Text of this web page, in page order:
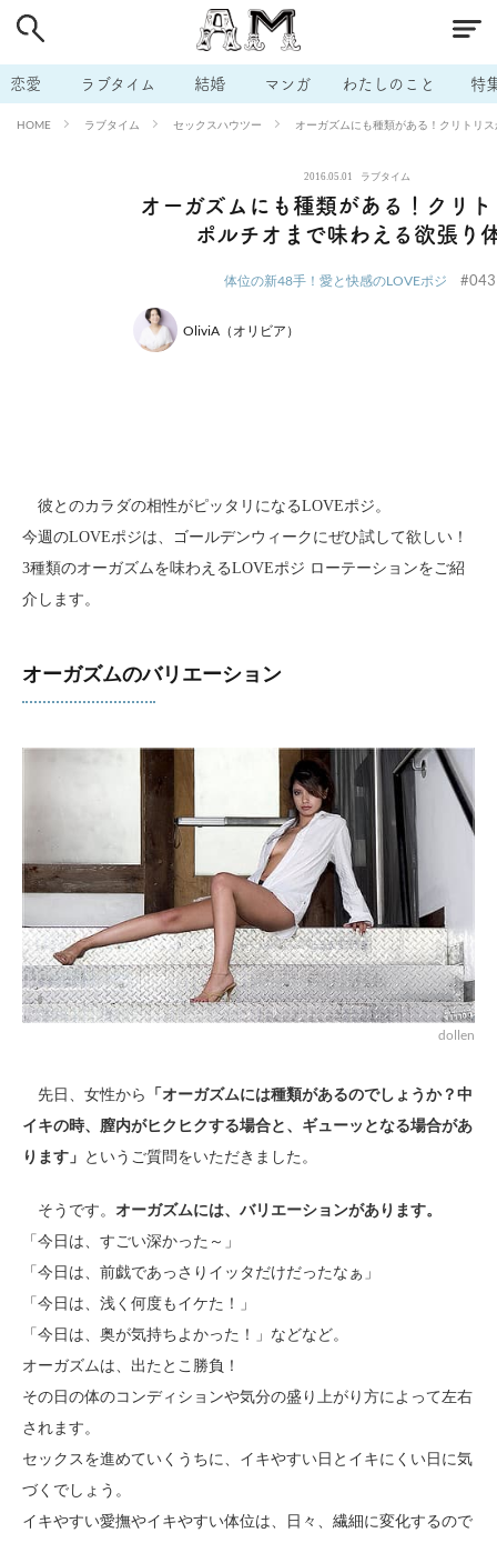
恋愛 ラブタイム 結婚 マンガ わたしのこと 特
HOME ラブタイム セックスハウツー オーガズムにも種類がある！クリトリ
2016.05.01 ラブタイム
オーガズムにも種類がある！クリ
ポルチオまで味わえる欲張り
体位の新48手！愛と快感のLOVEポジ #043
OliviA（オリビア）
彼とのカラダの相性がピッタリになるLOVEポジ。
今週のLOVEポジは、ゴールデンウィークにぜひ試して欲しい！
3種類のオーガズムを味わえるLOVEポジ ローテーションをご紹
介します。
オーガズムのバリエーション
dollen
先日、女性から
「オーガズムには種類があるのでしょうか？中
イキの時、膣内がヒクヒクする場合と、ギューッとなる場合があ
ります」 というご質問をいただきました。
そうです。 オーガズムには、バリエーションがあります。
「今日は、すごい深かった～」
「今日は、前戯であっさりイッタだけだったなぁ」
「今日は、浅く何度もイケた！」
「今日は、奥が気持ちよかった！」などなど。
オーガズムは、出たとこ勝負！
その日の体のコンディションや気分の盛り上がり方によって左右
されます。
セックスを進めていくうちに、イキやすい日とイキにくい日に気
づくでしょう。
イキやすい愛撫やイキやすい体位は、日々、繊細に変化するので
# 男の本音 # セフレ # 不倫
# 出会う方法 # マッチングアプリ # ラブグッズ # 体の相